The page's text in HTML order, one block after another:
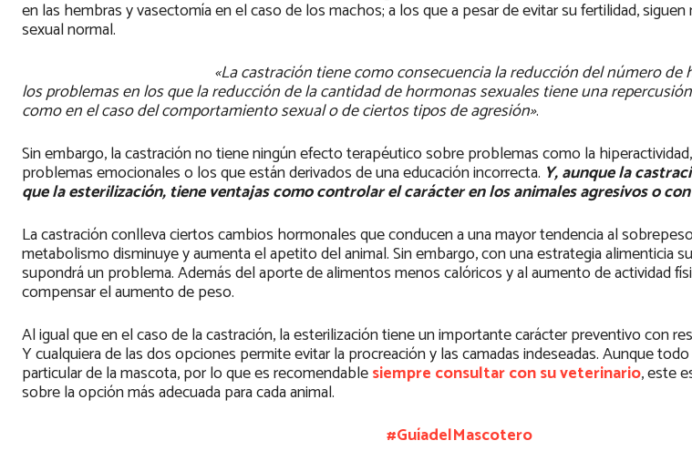
en las hembras y vasectomía en el caso de los machos; a los que a pesar de evitar su fertilidad,
sexual normal.
«La castración tiene como consecuencia la reducción del número
los problemas en los que la reducción de la cantidad de hormonas sexuales tiene una
como en el caso del comportamiento sexual o de ciertos tipos de agresión».
Sin embargo, la castración no tiene ningún efecto terapéutico sobre problemas como la
problemas emocionales o los que están derivados de una educación incorrecta. Y, aunque la
que la esterilización, tiene ventajas como controlar el carácter en los animales agresivos o
La castración conlleva ciertos cambios hormonales que conducen a una mayor tendencia al
metabolismo disminuye y aumenta el apetito del animal. Sin embargo, con una estrategia alimenticia
supondrá un problema. Además del aporte de alimentos menos calóricos y al aumento de actividad
compensar el aumento de peso.
Al igual que en el caso de la castración, la esterilización tiene un importante carácter preventivo con
Y cualquiera de las dos opciones permite evitar la procreación y las camadas indeseadas. Aunque
particular de la mascota, por lo que es recomendablesiempre consultar con su veterinario, este
sobre la opción más adecuada para cada animal.
#GuíadelMascotero